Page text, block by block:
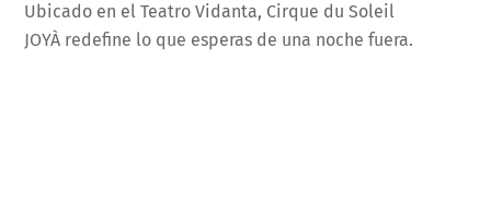
Ubicado en el Teatro Vidanta, Cirque du Soleil
JOYÀ redefine lo que esperas de una noche fuera.